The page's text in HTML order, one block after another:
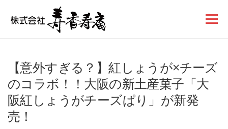
コンテンツへスキップ
メニュー
【意外すぎる？】紅しょうが×チーズ
のコラボ！！大阪の新土産菓子「大
阪紅しょうがチーズぱり」が新発
売！